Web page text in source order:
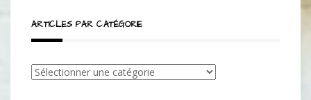
ARTICLES PAR CATÉGORIE
Articles